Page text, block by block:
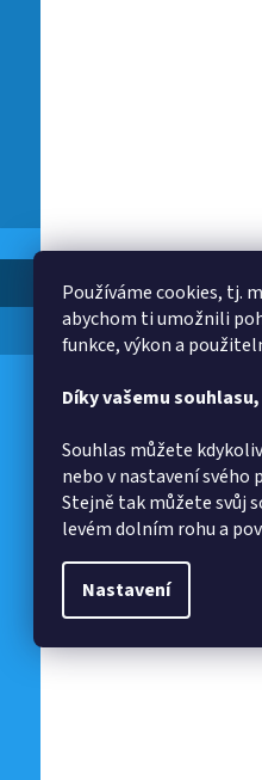
Používáme cookies, tj.
abychom ti umožnili
funkce, výkon a
Díky vašemu
Souhlas můžete
nebo v nastavení svého
Stejně tak můžete svůj
levém dolním rohu a
Nastavení